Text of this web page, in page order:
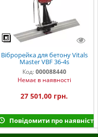
Віброрейка для бетону Vitals
Master VBF 36-4s
Код: 000088440
Немає в наявності
27 501,00 грн.
Повідомити про наявність